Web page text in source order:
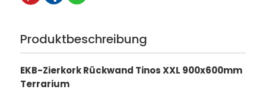
Produktbeschreibung
EKB-Zierkork Rückwand Tinos XXL 900x600mm
Terrarium